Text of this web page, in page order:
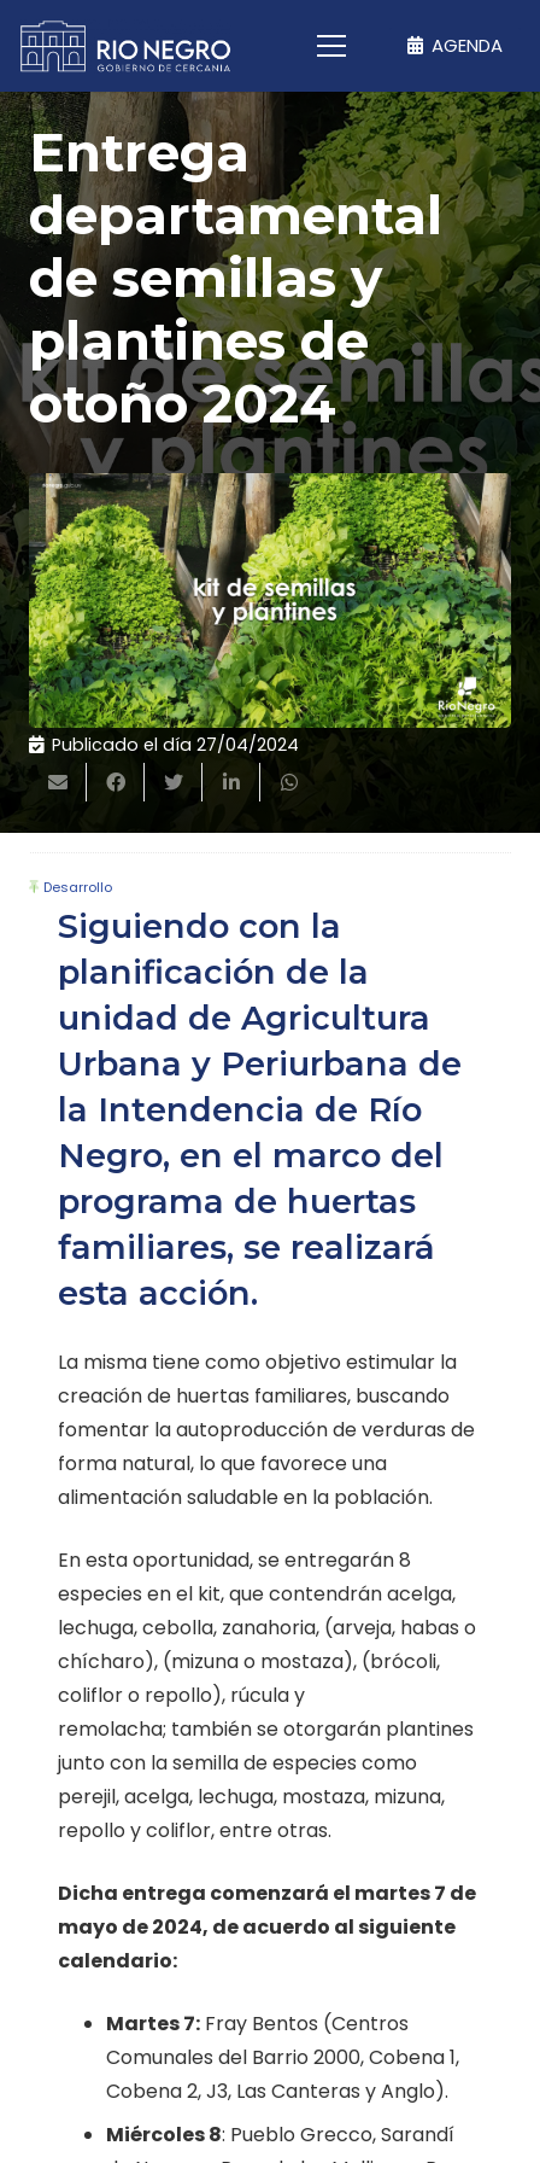
AGENDA
Entrega
departamental
de semillas y
plantines de
otoño 2024
Publicado el día 27/04/2024
Desarrollo
Siguiendo con la
planificación de la
unidad de Agricultura
Urbana y Periurbana de
la Intendencia de Río
Negro, en el marco del
programa de huertas
familiares, se realizará
esta acción.
La misma tiene como objetivo estimular la
creación de huertas familiares, buscando
fomentar la autoproducción de verduras de
forma natural, lo que favorece una
alimentación saludable en la población.
En esta oportunidad, se entregarán 8
especies en el kit, que contendrán acelga,
lechuga, cebolla, zanahoria, (arveja, habas o
chícharo), (mizuna o mostaza), (brócoli,
coliflor o repollo), rúcula y
remolacha; también se otorgarán plantines
junto con la semilla de especies como
perejil, acelga, lechuga, mostaza, mizuna,
repollo y coliflor, entre otras.
Dicha entrega comenzará el martes 7 de
mayo de 2024, de acuerdo al siguiente
calendario:
Martes 7: Fray Bentos (Centros
Comunales del Barrio 2000, Cobena 1,
Cobena 2, J3, Las Canteras y Anglo).
Miércoles 8: Pueblo Grecco, Sarandí